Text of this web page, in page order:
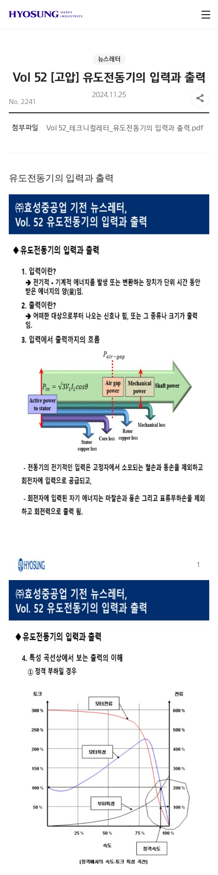
뉴스레터
Vol 52 [고압] 유도전동기의 입력과 출력
2024.11.25
No. 2241
첨부파일 Vol 52_테크니컬레터_유도전동기의 입력과 출력.pdf
유도전동기의 입력과 출력